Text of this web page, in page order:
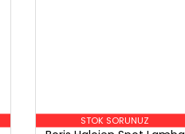
STOK SORUNUZ